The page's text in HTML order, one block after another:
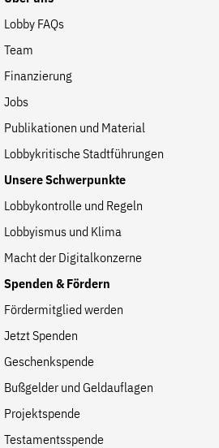
Lobby FAQs
Team
Finanzierung
Jobs
Publikationen und Material
Lobbykritische Stadtführungen
Unsere Schwerpunkte
Lobbykontrolle und Regeln
Lobbyismus und Klima
Macht der Digitalkonzerne
Spenden & Fördern
Fördermitglied werden
Jetzt Spenden
Geschenkspende
Bußgelder und Geldauflagen
Projektspende
Testamentsspende